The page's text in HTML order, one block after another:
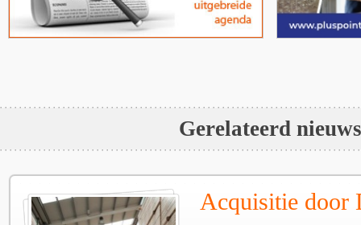
Gerelateerd nieuws
Acquisitie door